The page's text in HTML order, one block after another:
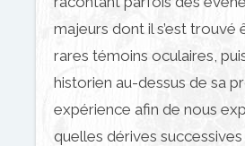
majeurs dont il s’est trouvé
rares témoins oculaires,
historien au-dessus de sa
expérience afin de nous
quelles dérives successives